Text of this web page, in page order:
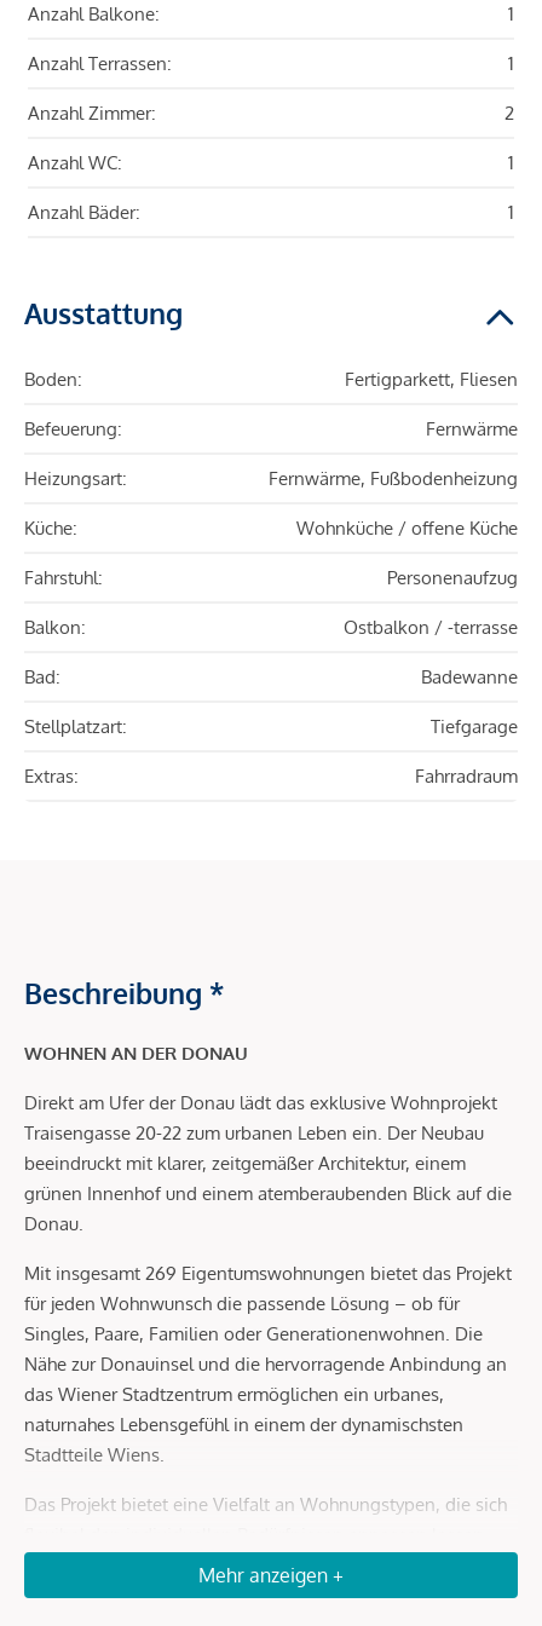
Anzahl Balkone: 1
Anzahl Terrassen: 1
Anzahl Zimmer: 2
Anzahl WC: 1
Anzahl Bäder: 1
Ausstattung
Boden: Fertigparkett, Fliesen
Befeuerung: Fernwärme
Heizungsart: Fernwärme, Fußbodenheizung
Küche: Wohnküche / offene Küche
Fahrstuhl: Personenaufzug
Balkon: Ostbalkon / -terrasse
Bad: Badewanne
Stellplatzart: Tiefgarage
Extras: Fahrradraum
Beschreibung *
WOHNEN AN DER DONAU
Direkt am Ufer der Donau lädt das exklusive Wohnprojekt
Traisengasse 20-22 zum urbanen Leben ein. Der Neubau
beeindruckt mit klarer, zeitgemäßer Architektur, einem
grünen Innenhof und einem atemberaubenden Blick auf die
Donau.
Mit insgesamt 269 Eigentumswohnungen bietet das Projekt
für jeden Wohnwunsch die passende Lösung – ob für
Singles, Paare, Familien oder Generationenwohnen. Die
Nähe zur Donauinsel und die hervorragende Anbindung an
das Wiener Stadtzentrum ermöglichen ein urbanes,
naturnahes Lebensgefühl in einem der dynamischsten
Stadtteile Wiens.
Das Projekt bietet eine Vielfalt an Wohnungstypen, die sich
Die sorgfältig gestalteten 2- bis 4-Zimmer-Wohnungen
nutzen den verfügbaren Raum optimal und bieten höchsten
Mehr anzeigen +